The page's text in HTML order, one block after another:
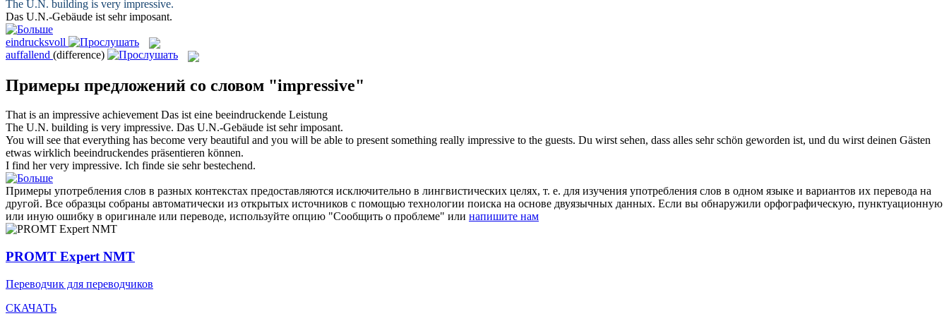
The U.N. building is very impressive.
Das U.N.-Gebäude ist sehrimposant.
eindrucksvoll
auffallend (difference)
Примеры предложений со словом "impressive"
That is an impressive achievement Das ist eine beeindruckende Leistung
The U.N. building is very impressive. Das U.N.-Gebäude ist sehrimposant.
You will see that everything has become very beautiful and you will be able to present something really impressive to the guests. Du wirst sehen, dass alles sehr schön geworden ist, und du wirst deinen Gästen
etwas wirklich beeindruckendes präsentieren können.
I find her very impressive. Ich finde sie sehr bestechend.
Примеры употребления слов в разных контекстах предоставляются исключительно в лингвистических целях, т. е. для изучения употребления слов в одном языке и вариантов их перевода на
другой. Все образцы собраны автоматически из открытых источников с помощью технологии поиска на основе двуязычных данных. Если вы обнаружили орфографическую, пунктуационную
или иную ошибку в оригинале или переводе, используйте опцию "Сообщить о проблеме" или напишите нам
PROMT Expert NMT
Переводчик для переводчиков
СКАЧАТЬ